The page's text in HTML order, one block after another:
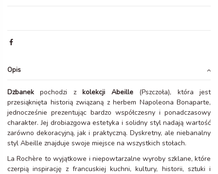
Opis
Dzbanek pochodzi zkolekcji Abeille(Pszczoła), która jest
przesiąknięta historią związaną z herbem Napoleona Bonaparte,
jednocześnie prezentując bardzo współczesny i ponadczasowy
charakter. Jej drobiazgowa estetyka i solidny styl nadają wartość
zarówno dekoracyjną, jak i praktyczną. Dyskretny, ale niebanalny
styl Abeille znajduje swoje miejsce na wszystkich stołach.
La Rochère to wyjątkowe i niepowtarzalne wyroby szklane, które
czerpią inspirację z francuskiej kuchni, kultury, historii, sztuki i